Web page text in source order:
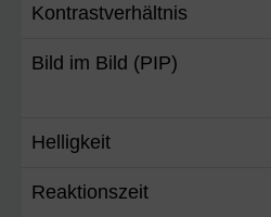
Kontrastverhältnis
Bild im Bild (PIP)
Helligkeit
Reaktionszeit